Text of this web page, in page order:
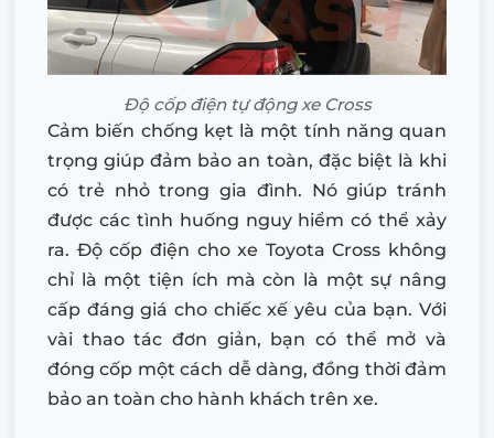
Độ cốp điện tự động xe Cross
Cảm biến chống kẹt là một tính năng quan
trọng giúp đảm bảo an toàn, đặc biệt là khi
có trẻ nhỏ trong gia đình. Nó giúp tránh
được các tình huống nguy hiểm có thể xảy
ra. Độ cốp điện cho xe Toyota Cross không
chỉ là một tiện ích mà còn là một sự nâng
cấp đáng giá cho chiếc xế yêu của bạn. Với
vài thao tác đơn giản, bạn có thể mở và
đóng cốp một cách dễ dàng, đồng thời đảm
bảo an toàn cho hành khách trên xe.